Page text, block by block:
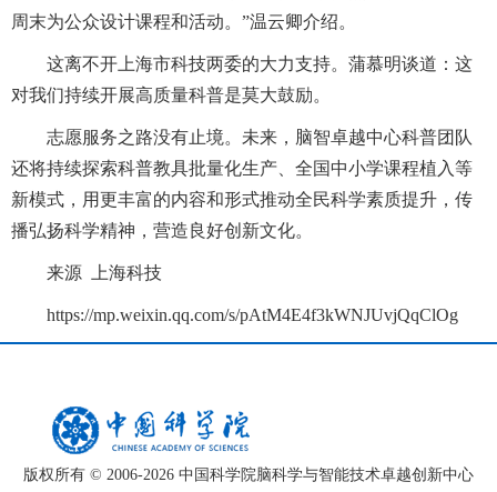
周末为公众设计课程和活动。”温云卿介绍。
这离不开上海市科技两委的大力支持。蒲慕明谈道：这
对我们持续开展高质量科普是莫大鼓励。
志愿服务之路没有止境。未来，脑智卓越中心科普团队
还将持续探索科普教具批量化生产、全国中小学课程植入等
新模式，用更丰富的内容和形式推动全民科学素质提升，传
播弘扬科学精神，营造良好创新文化。
来源 上海科技
https://mp.weixin.qq.com/s/pAtM4E4f3kWNJUvjQqClOg
版权所有 © 2006-2026 中国科学院脑科学与智能技术卓越创新中心